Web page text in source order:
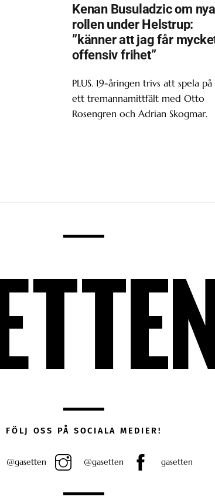
Kenan Busuladzic om nya
rollen under Helstrup:
”känner att jag får
offensiv frihet”
PLUS. 19-åringen trivs att spela på
ett tremannamittfält med Otto
Rosengren och Adrian Skogmar.
FÖLJ OSS PÅ SOCIALA MEDIER!
@gasetten @gasetten gasetten